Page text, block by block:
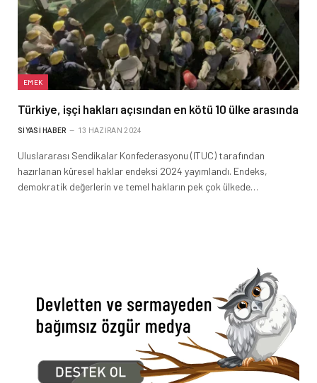
EMEK
Türkiye, işçi hakları açısından en kötü 10 ülke arasında
SIYASI HABER 13 HAZIRAN 2024
Uluslararası Sendikalar Konfederasyonu (ITUC) tarafından
hazırlanan küresel haklar endeksi 2024 yayımlandı. Endeks,
demokratik değerlerin ve temel hakların pek çok ülkede…